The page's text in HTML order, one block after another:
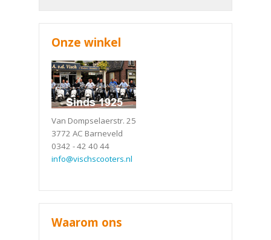
Onze winkel
Van Dompselaerstr. 25
3772 AC Barneveld
0342 - 42 40 44
info@vischscooters.nl
Waarom ons